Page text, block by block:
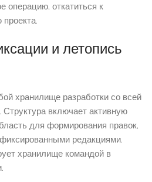
операцию, откатиться к
и летопись
хранилище разработки со всей
Структура включает активную
для формирования правок,
редакциями.
хранилище командой в